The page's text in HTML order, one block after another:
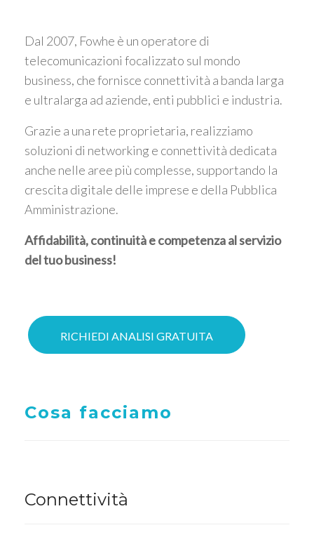
Dal 2007, Fowhe è un operatore di
telecomunicazioni focalizzato sul mondo
business, che fornisce connettività a banda larga
e ultralarga ad aziende, enti pubblici e industria.
Grazie a una rete proprietaria, realizziamo
soluzioni di networking e connettività dedicata
anche nelle aree più complesse, supportando la
crescita digitale delle imprese e della Pubblica
Amministrazione.
Affidabilità, continuità e competenza al servizio
del tuo business!
RICHIEDI ANALISI GRATUITA
Cosa facciamo
Connettività